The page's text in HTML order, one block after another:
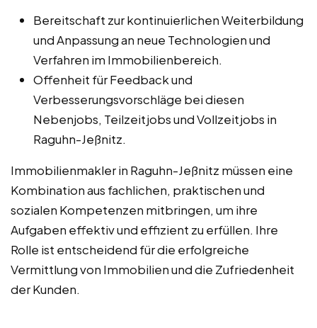
Bereitschaft zur kontinuierlichen Weiterbildung
und Anpassung an neue Technologien und
Verfahren im Immobilienbereich.
Offenheit für Feedback und
Verbesserungsvorschläge bei diesen
Nebenjobs, Teilzeitjobs und Vollzeitjobs in
Raguhn-Jeßnitz.
Immobilienmakler in Raguhn-Jeßnitz müssen eine
Kombination aus fachlichen, praktischen und
sozialen Kompetenzen mitbringen, um ihre
Aufgaben effektiv und effizient zu erfüllen. Ihre
Rolle ist entscheidend für die erfolgreiche
Vermittlung von Immobilien und die Zufriedenheit
der Kunden.